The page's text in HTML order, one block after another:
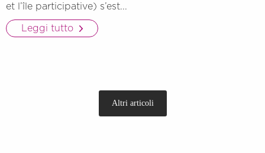
et l’île participative) s’est...
Leggi tutto
Altri articoli